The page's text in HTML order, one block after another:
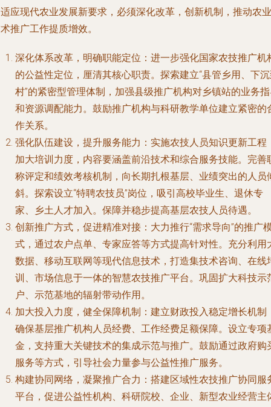
应现代农业发展新要求，必须深化改革，创新机制，推动农业
推广工作提质增效。
深化体系改革，明确职能定位 ：进一步强化国家农技推广机
的公益性定位，厘清其核心职责。探索建立“县管乡用、下
村”的紧密型管理体制，加强县级推广机构对乡镇站的业务
和资源调配能力。鼓励推广机构与科研教学单位建立紧密的
作关系。
强化队伍建设，提升服务能力 ：实施农技人员知识更新工程
加大培训力度，内容要涵盖前沿技术和综合服务技能。完善
称评定和绩效考核机制，向长期扎根基层、业绩突出的人员
斜。探索设立“特聘农技员”岗位，吸引高校毕业生、退休专
家、乡土人才加入。保障并稳步提高基层农技人员待遇。
创新推广方式，促进精准对接 ：大力推行“需求导向”的推广
式，通过农户点单、专家应答等方式提高针对性。充分利用
数据、移动互联网等现代信息技术，打造集技术咨询、在线
训、市场信息于一体的智慧农技推广平台。巩固扩大科技示
户、示范基地的辐射带动作用。
加大投入力度，健全保障机制 ：建立财政投入稳定增长机制
确保基层推广机构人员经费、工作经费足额保障。设立专项
金，支持重大关键技术的集成示范与推广。鼓励通过政府购
服务等方式，引导社会力量参与公益性推广服务。
构建协同网络，凝聚推广合力 ：搭建区域性农技推广协同服
平台，促进公益性机构、科研院校、企业、新型农业经营主